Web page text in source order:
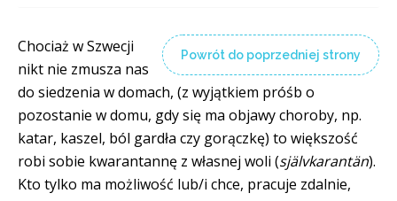
Powrót do poprzedniej strony
Chociaż w Szwecji
nikt nie zmusza nas
do siedzenia w domach, (z wyjątkiem próśb o
pozostanie w domu, gdy się ma objawy choroby, np.
katar, kaszel, ból gardła czy gorączkę) to większość
robi sobie kwarantannę z własnej woli (självkarantän).
Kto tylko ma możliwość lub/i chce, pracuje zdalnie,